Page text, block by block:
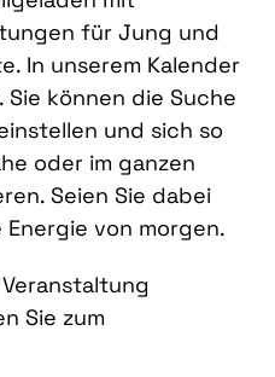
für Jung und
In unserem Kalender
Sie können die Suche
und sich so
oder im ganzen
Seien Sie dabei
von morgen.
Sie zum